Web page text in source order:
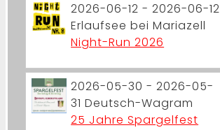
2026-06-12 - 2026-06-12
Erlaufsee bei Mariazell
Night-Run 2026
2026-05-30 - 2026-05-
31 Deutsch-Wagram
25 Jahre Spargelfest